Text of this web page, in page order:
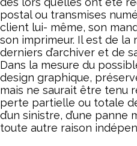
postal ou transmises
client lui- même, son
son imprimeur. Il est de la
derniers d’archiver et de
Dans la mesure du
design graphique,
mais ne saurait être tenu
perte partielle ou totale
d’un sinistre, d’une panne
toute autre raison